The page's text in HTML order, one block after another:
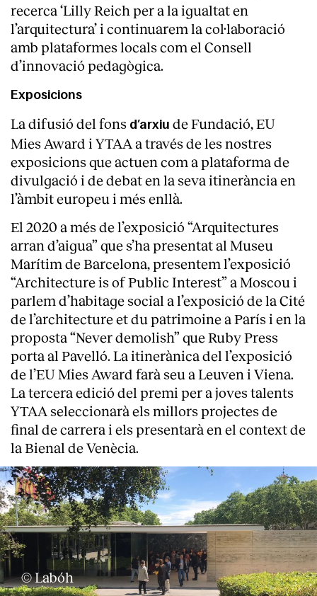
recerca ‘Lilly Reich per a la igualtat en
l’arquitectura’ i continuarem la col·laboració
amb plataformes locals com el Consell
d’innovació pedagògica.
Exposicions
La difusió del fons d’arxiu de Fundació, EU
Mies Award i YTAA a través de les nostres
exposicions que actuen com a plataforma de
divulgació i de debat en la seva itinerància en
l’àmbit europeu i més enllà.
El 2020 a més de l’exposició “Arquitectures
arran d’aigua” que s’ha presentat al Museu
Marítim de Barcelona, presentem l’exposició
“Architecture is of Public Interest” a Moscou i
parlem d’habitage social a l’exposició de la Cité
de l’architecture et du patrimoine a París i en la
proposta “Never demolish” que Ruby Press
porta al Pavelló. La itinerànica del l’exposició
de l’EU Mies Award farà seu a Leuven i Viena.
La tercera edició del premi per a joves talents
YTAA seleccionarà els millors projectes de
final de carrera i els presentarà en el context de
la Bienal de Venècia.
© Labóh